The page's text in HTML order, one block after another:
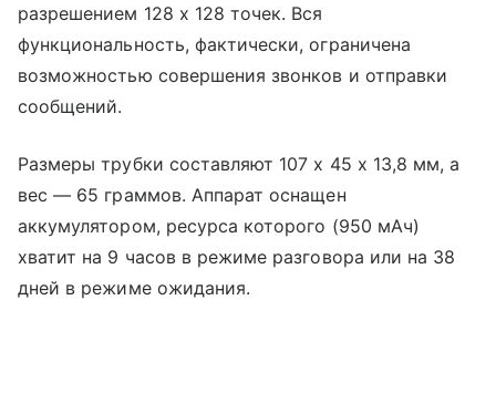
разрешением 128 x 128 точек. Вся
функциональность, фактически, ограничена
возможностью совершения звонков и отправки
сообщений.
Размеры трубки составляют 107 x 45 x 13,8 мм, а
вес — 65 граммов. Аппарат оснащен
аккумулятором, ресурса которого (950 мАч)
хватит на 9 часов в режиме разговора или на 38
дней в режиме ожидания.